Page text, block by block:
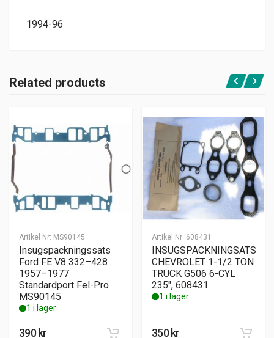
1994-96
Related products
Artikel Nr: MS90145
Insugspackningssats
Ford FE V8 332–428
1957–1977
Standardport Fel-Pro
MS90145
1 i lager
390 kr
Artikel Nr: 608431
INSUGSPACKNINGSATS
CHEVROLET 1-1/2 TON
TRUCK G506 6-CYL
235″, 608431
1 i lager
350 kr